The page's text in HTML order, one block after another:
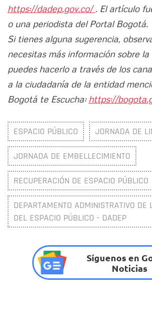
https://dadep.gov.co/. El artículo
o una periodista del Portal Bogotá.
Si tienes alguna sugerencia,
necesitas más información sobre
puedes hacerlo a través de los
a la ciudadanía de la entidad
Bogotá te Escucha: https://
ESPACIO PÚBLICO JORNADA DE
JORNADA DE EMBELLECIMIENTO
RECUPERACIÓN DE ESPACIO PÚBLICO
DEPARTAMENTO ADMINISTRATIVO DE
DEL ESPACIO PÚBLICO - DADEP
Síguenos en
Noticias